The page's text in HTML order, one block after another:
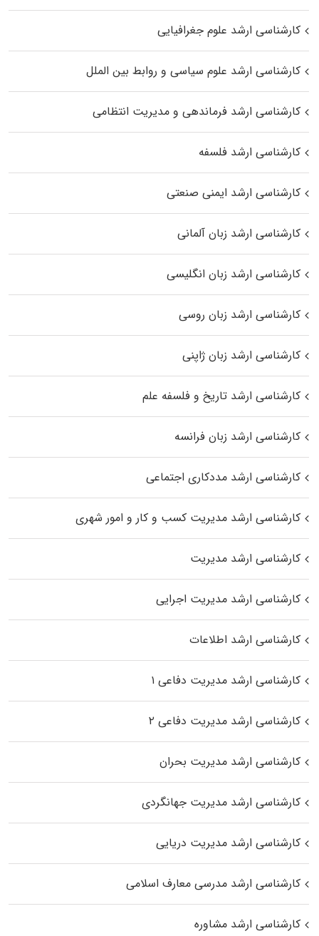
کارشناسی ارشد علوم جغرافیایی
کارشناسی ارشد علوم سیاسی و روابط بین الملل
کارشناسی ارشد فرماندهی و مدیریت انتظامی
کارشناسی ارشد فلسفه
کارشناسی ارشد ایمنی صنعتی
کارشناسی ارشد زبان آلمانی
کارشناسی ارشد زبان انگلیسی
کارشناسی ارشد زبان روسی
کارشناسی ارشد زبان ژاپنی
کارشناسی ارشد تاریخ و فلسفه علم
کارشناسی ارشد زبان فرانسه
کارشناسی ارشد مددکاری اجتماعی
کارشناسی ارشد مدیریت کسب و کار و امور شهری
کارشناسی ارشد مدیریت
کارشناسی ارشد مدیریت اجرایی
کارشناسی ارشد اطلاعات
کارشناسی ارشد مدیریت دفاعی ۱
کارشناسی ارشد مدیریت دفاعی ۲
کارشناسی ارشد مدیریت بحران
کارشناسی ارشد مدیریت جهانگردی
کارشناسی ارشد مدیریت دریایی
کارشناسی ارشد مدرسی معارف اسلامی
کارشناسی ارشد مشاوره